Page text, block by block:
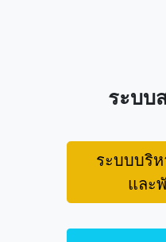
ระบบ
ระบบบริห
และ